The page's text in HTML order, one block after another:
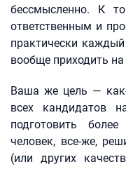
бессмысленно. К
ответственным и
практически
вообще приходить
Ваша же цель —
всех кандидатов
подготовить
человек, все-же,
(или других